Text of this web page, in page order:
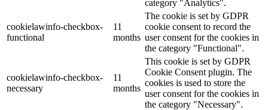
category "Analytics".
cookielawinfo-checkbox-
functional
11
months
The cookie is set by GDPR
cookie consent to record the
user consent for the cookies in
the category "Functional".
cookielawinfo-checkbox-
necessary
11
months
This cookie is set by GDPR
Cookie Consent plugin. The
cookies is used to store the
user consent for the cookies in
the category "Necessary".